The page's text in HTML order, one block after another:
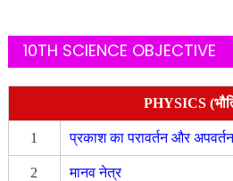
10TH SCIENCE OBJECTIVE
PHYSICS
1 प्रकाश का परावर्तन और
2 मानव नेत्र